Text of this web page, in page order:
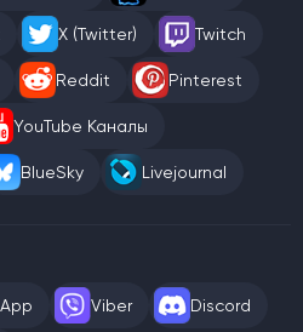
X (Twitter) Twitch
Reddit Pinterest
YouTube Каналы
BlueSky Livejournal
Viber Discord